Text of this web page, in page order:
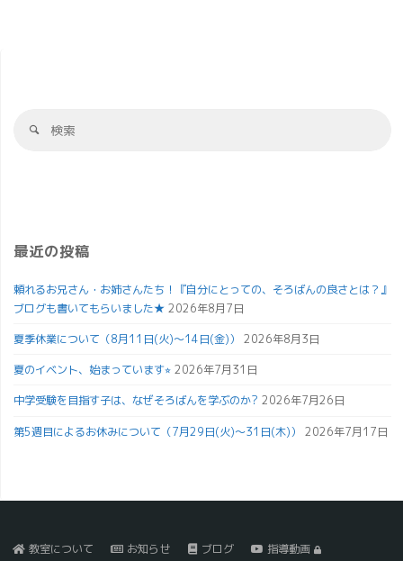
最近の投稿
頼れるお兄さん・お姉さんたち！『自分にとっての、そろばんの良さとは？』
ブログも書いてもらいました★ 2026年8月7日
夏季休業について（8月11日(火)～14日(金)） 2026年8月3日
夏のイベント、始まっています⭐︎ 2026年7月31日
中学受験を目指す子は、なぜそろばんを学ぶのか? 2026年7月26日
第5週目によるお休みについて（7月29日(火)～31日(木)） 2026年7月17日
教室について お知らせ ブログ 指導動画